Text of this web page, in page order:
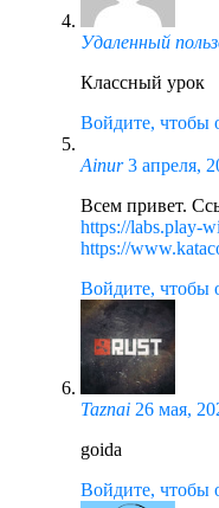
Удаленный
Классный урок
Войдите, чтобы
Ainur 3 апреля,
Всем привет.
https://labs.play-
https://
Войдите, чтобы
Taznai 26 мая,
goida
Войдите, чтобы